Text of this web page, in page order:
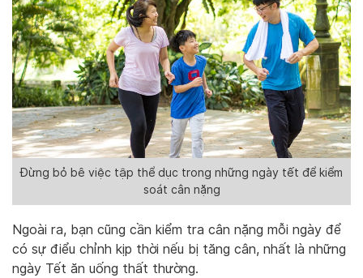
Đừng bỏ bê việc tập thể dục trong những ngày tết để kiểm
soát cân nặng
Ngoài ra, bạn cũng cần kiểm tra cân nặng mỗi ngày để
có sự điểu chỉnh kịp thời nếu bị tăng cân, nhất là những
ngày Tết ăn uống thất thường.